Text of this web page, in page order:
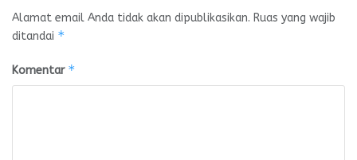
Alamat email Anda tidak akan dipublikasikan. Ruas yang wajib
ditandai *
Komentar *